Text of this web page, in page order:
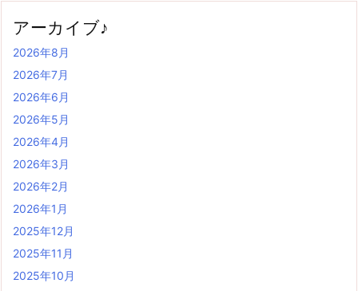
アーカイブ♪
2026年8月
2026年7月
2026年6月
2026年5月
2026年4月
2026年3月
2026年2月
2026年1月
2025年12月
2025年11月
2025年10月